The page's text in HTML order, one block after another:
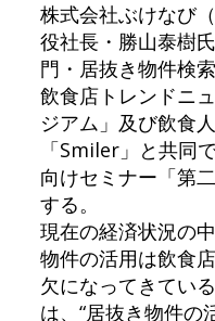
株式会社ぶけなび
役社長・勝山泰樹
門・居抜き物件検
飲食店トレンドニ
ジアム」及び飲食
「Smiler」と共同
向けセミナー「第
する。
現在の経済状況の
物件の活用は飲食
欠になってきてい
は、“居抜き物件の